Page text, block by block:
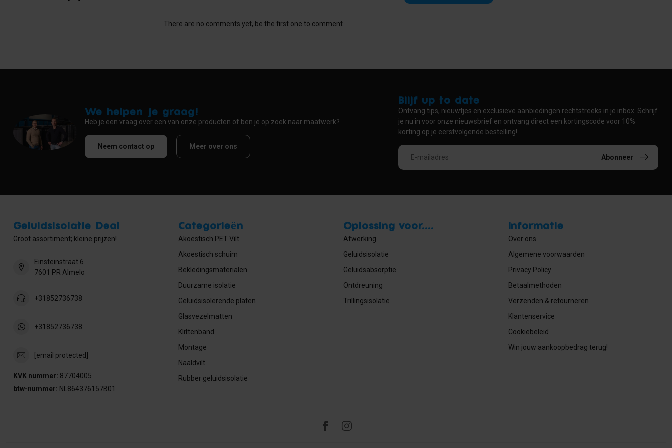
There are no comments yet, be the first one to comment
We helpen je graag!
Heb je een vraag over een van onze producten of ben je op zoek naar maatwerk?
Neem contact op Meer over ons
Blijf up to date
Ontvang tips, nieuwtjes en exclusieve aanbiedingen rechtstreeks in je inbox. Schrijf
je nu in voor onze nieuwsbrief en ontvang direct een kortingscode voor 10%
korting op je eerstvolgende bestelling!
Abonneer
Geluidsisolatie Deal
Groot assortiment; kleine prijzen!
Einsteinstraat 6
7601 PR Almelo
+31852736738
+31852736738
[email protected]
KVK nummer: 87704005
btw-nummer: NL864376157B01
Categorieën
Akoestisch PET Vilt
Akoestisch schuim
Bekledingsmaterialen
Duurzame isolatie
Geluidsisolerende platen
Glasvezelmatten
Klittenband
Montage
Naaldvilt
Rubber geluidsisolatie
Oplossing voor....
Afwerking
Geluidsisolatie
Geluidsabsorptie
Ontdreuning
Trillingsisolatie
Informatie
Over ons
Algemene voorwaarden
Privacy Policy
Betaalmethoden
Verzenden & retourneren
Klantenservice
Cookiebeleid
Win jouw aankoopbedrag terug!